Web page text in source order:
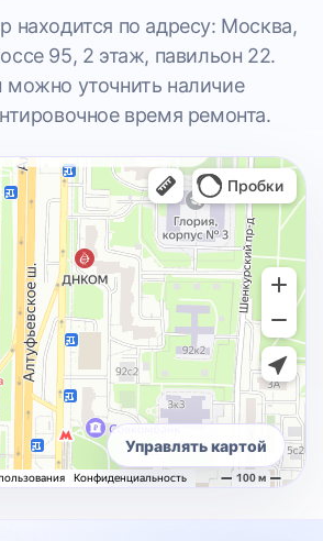
находится по адресу: Москва,
95, 2 этаж, павильон 22.
уточнить наличие
время ремонта.
Управлять картой